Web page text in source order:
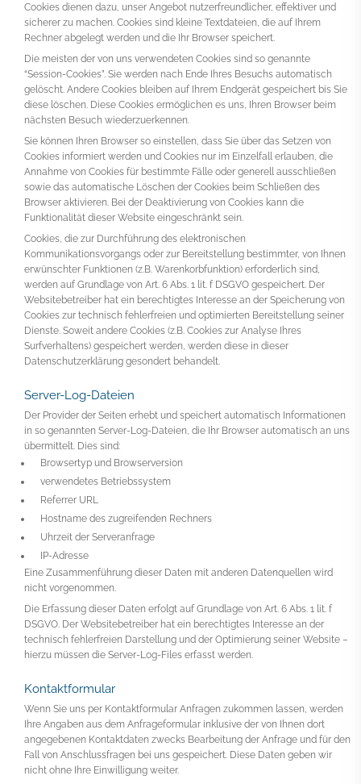
Cookies dienen dazu, unser Angebot nutzerfreundlicher, effektiver und
sicherer zu machen. Cookies sind kleine Textdateien, die auf Ihrem
Rechner abgelegt werden und die Ihr Browser speichert.
Die meisten der von uns verwendeten Cookies sind so genannte
“Session-Cookies”. Sie werden nach Ende Ihres Besuchs automatisch
gelöscht. Andere Cookies bleiben auf Ihrem Endgerät gespeichert bis Sie
diese löschen. Diese Cookies ermöglichen es uns, Ihren Browser beim
nächsten Besuch wiederzuerkennen.
Sie können Ihren Browser so einstellen, dass Sie über das Setzen von
Cookies informiert werden und Cookies nur im Einzelfall erlauben, die
Annahme von Cookies für bestimmte Fälle oder generell ausschließen
sowie das automatische Löschen der Cookies beim Schließen des
Browser aktivieren. Bei der Deaktivierung von Cookies kann die
Funktionalität dieser Website eingeschränkt sein.
Cookies, die zur Durchführung des elektronischen
Kommunikationsvorgangs oder zur Bereitstellung bestimmter, von Ihnen
erwünschter Funktionen (z.B. Warenkorbfunktion) erforderlich sind,
werden auf Grundlage von Art. 6 Abs. 1 lit. f DSGVO gespeichert. Der
Websitebetreiber hat ein berechtigtes Interesse an der Speicherung von
Cookies zur technisch fehlerfreien und optimierten Bereitstellung seiner
Dienste. Soweit andere Cookies (z.B. Cookies zur Analyse Ihres
Surfverhaltens) gespeichert werden, werden diese in dieser
Datenschutzerklärung gesondert behandelt.
Server-Log-Dateien
Der Provider der Seiten erhebt und speichert automatisch Informationen
in so genannten Server-Log-Dateien, die Ihr Browser automatisch an uns
übermittelt. Dies sind:
Browsertyp und Browserversion
verwendetes Betriebssystem
Referrer URL
Hostname des zugreifenden Rechners
Uhrzeit der Serveranfrage
IP-Adresse
Eine Zusammenführung dieser Daten mit anderen Datenquellen wird
nicht vorgenommen.
Die Erfassung dieser Daten erfolgt auf Grundlage von Art. 6 Abs. 1 lit. f
DSGVO. Der Websitebetreiber hat ein berechtigtes Interesse an der
technisch fehlerfreien Darstellung und der Optimierung seiner Website –
hierzu müssen die Server-Log-Files erfasst werden.
Kontaktformular
Wenn Sie uns per Kontaktformular Anfragen zukommen lassen, werden
Ihre Angaben aus dem Anfrageformular inklusive der von Ihnen dort
angegebenen Kontaktdaten zwecks Bearbeitung der Anfrage und für den
Fall von Anschlussfragen bei uns gespeichert. Diese Daten geben wir
nicht ohne Ihre Einwilligung weiter.